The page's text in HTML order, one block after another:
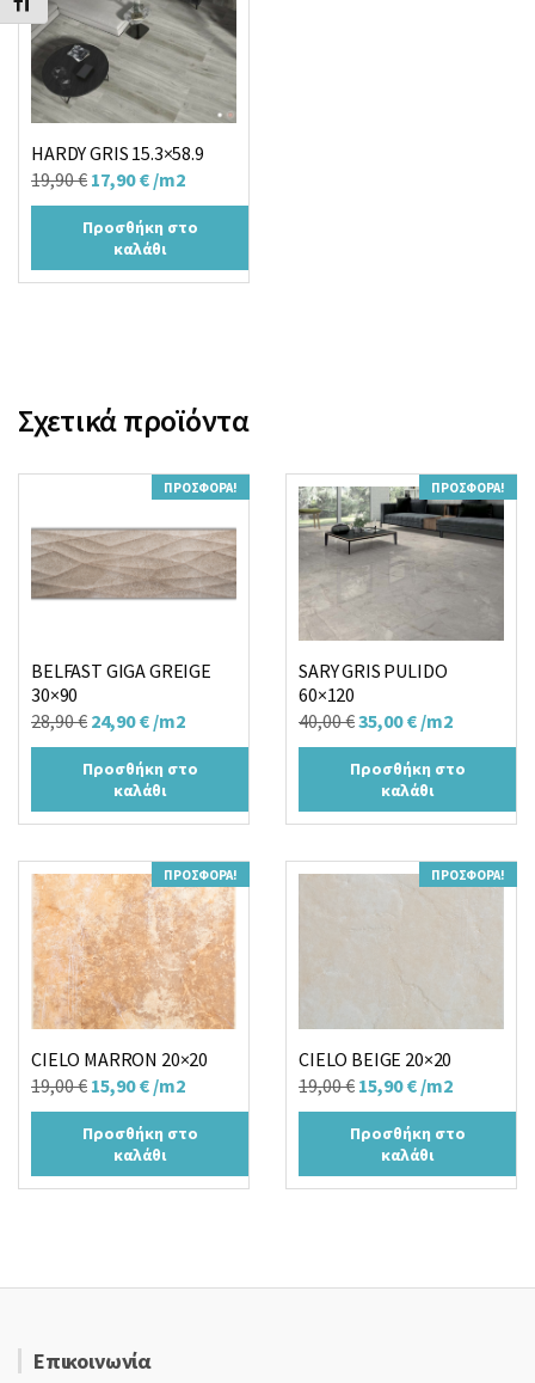
Εναλλαγή Μεγέθους Γραμμάτων
HARDY GRIS 15.3×58.9
19,90€ Original
price
was:
19,90 €.
17,90€Η
τρέχουσα
τιμή
είναι:
/m2
Προσθήκη στο
καλάθι
Σχετικά προϊόντα
ΠΡΟΣΦΟΡΆ!
BELFAST GIGA GREIGE
30×90
28,90€ Original
price
was:
28,90 €.
24,90€Η
τρέχουσα
τιμή
είναι:
/m2
Προσθήκη στο
καλάθι
ΠΡΟΣΦΟΡΆ!
SARY GRIS PULIDO
60×120
40,00€Original
price
was:
40,00 €.
35,00€Η
τρέχουσα
τιμή
είναι:
/m2
Προσθήκη στο
καλάθι
ΠΡΟΣΦΟΡΆ!
CIELO MARRON 20×20
19,00€ Original
price
was:
15,90€Η
τρέχουσα
τιμή
/m2
Προσθήκη στο
καλάθι
ΠΡΟΣΦΟΡΆ!
CIELO BEIGE 20×20
19,00€ Original
price
was:
15,90€Η
τρέχουσα
τιμή
/m2
Προσθήκη στο
καλάθι
Επικοινωνία